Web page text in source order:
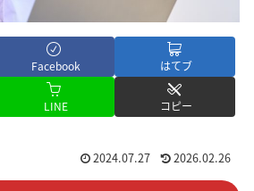
Facebook はてブ
LINE コピー
2024.07.27 2026.02.26